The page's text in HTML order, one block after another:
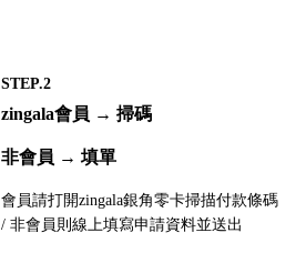
STEP.2
zingala會員 → 掃碼
非會員 → 填單
會員請打開zingala銀角零卡掃描付款條碼
/ 非會員則線上填寫申請資料並送出